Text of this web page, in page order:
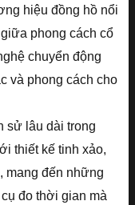
hiệu đồng hồ nổi
phong cách cổ
chuyển động
và phong cách cho
sử lâu dài trong
thiết kế tinh xảo,
mang đến những
đo thời gian mà